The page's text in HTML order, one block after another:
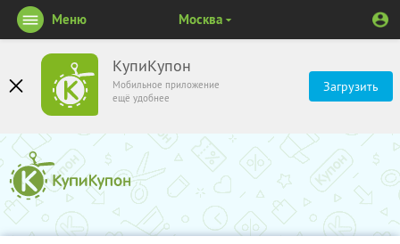
КупиКупон
Мобильное приложение
ещё удобнее
Загрузить
Меню Москва